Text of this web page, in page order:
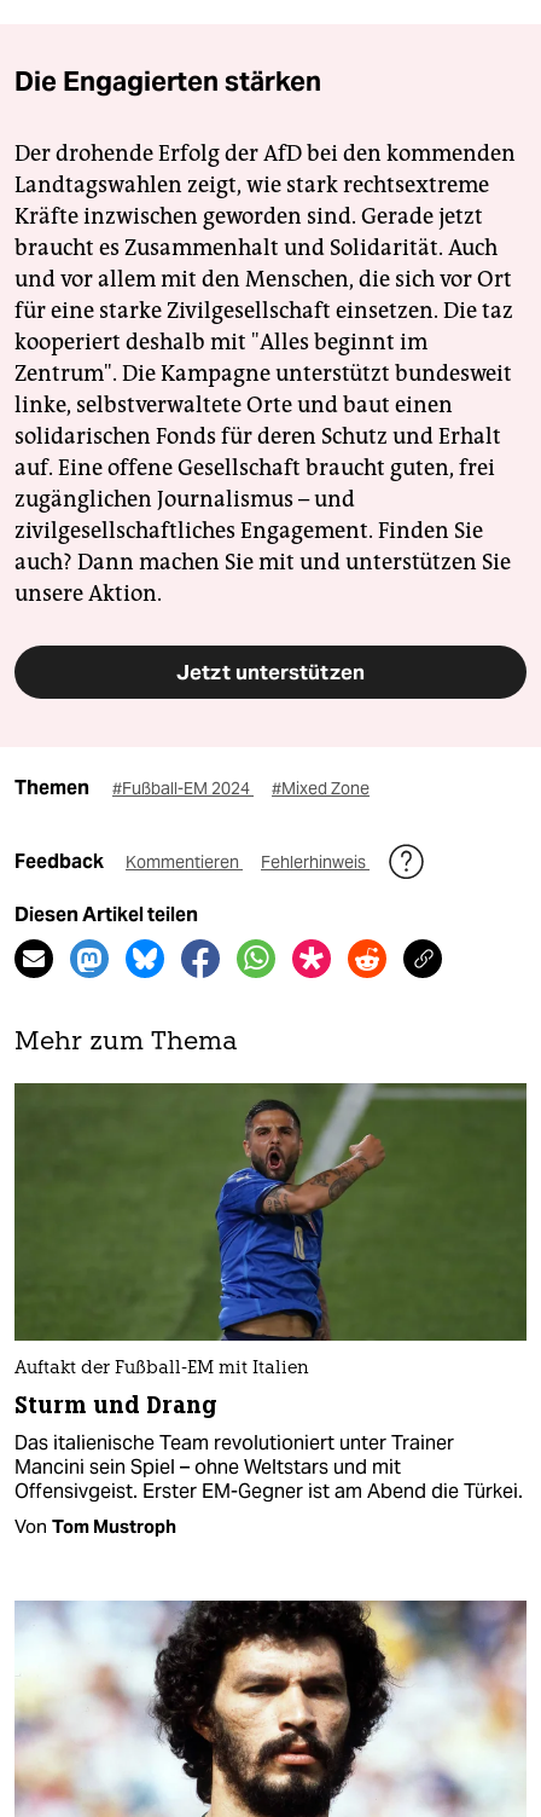
Die Engagierten stärken
Der drohende Erfolg der AfD bei den kommenden
Landtagswahlen zeigt, wie stark rechtsextreme
Kräfte inzwischen geworden sind. Gerade jetzt
braucht es Zusammenhalt und Solidarität. Auch
und vor allem mit den Menschen, die sich vor Ort
für eine starke Zivilgesellschaft einsetzen. Die taz
kooperiert deshalb mit "Alles beginnt im
Zentrum". Die Kampagne unterstützt bundesweit
linke, selbstverwaltete Orte und baut einen
solidarischen Fonds für deren Schutz und Erhalt
auf. Eine offene Gesellschaft braucht guten, frei
zugänglichen Journalismus – und
zivilgesellschaftliches Engagement. Finden Sie
auch? Dann machen Sie mit und unterstützen Sie
unsere Aktion.
Jetzt unterstützen
Themen #Fußball-EM 2024 #Mixed Zone
Feedback Kommentieren Fehlerhinweis
Diesen Artikel teilen
Mehr zum Thema
Auftakt der Fußball-EM mit Italien
Sturm und Drang
Das italienische Team revolutioniert unter Trainer
Mancini sein Spiel – ohne Weltstars und mit
Offensivgeist. Erster EM-Gegner ist am Abend die Türkei.
Von Tom Mustroph